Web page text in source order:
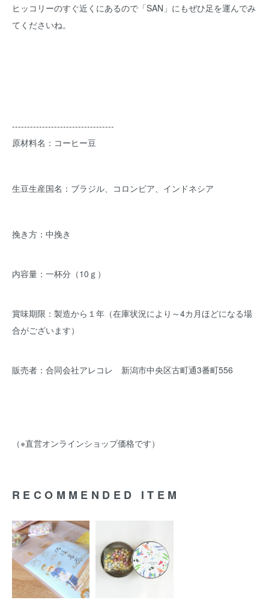
ヒッコリーのすぐ近くにあるので「SAN」にもぜひ足を運んでみ
てくださいね。
----------------------------------
原材料名：コーヒー豆
生豆生産国名：ブラジル、コロンビア、インドネシア
挽き方：中挽き
内容量：一杯分（10ｇ）
賞味期限：製造から１年（在庫状況により～4カ月ほどになる場
合がございます）
販売者：合同会社アレコレ 新潟市中央区古町通3番町556
（※直営オンラインショップ価格です）
RECOMMENDED ITEM